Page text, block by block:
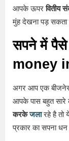
आपके ऊपरवितीय
मुंह देखना पड़ सकता
सपने में
money
अगर आप एक
आपके पास बहुत
करकेजलारहे है तो
प्रकार का सपना धन